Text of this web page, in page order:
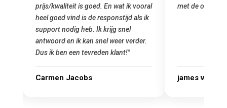
prijs/kwaliteit is goed. En wat ik vooral
heel goed vind is de responstijd als ik
support nodig heb. Ik krijg snel
antwoord en ik kan snel weer verder.
Dus ik ben een tevreden klant!"
Carmen Jacobs
met de
james van